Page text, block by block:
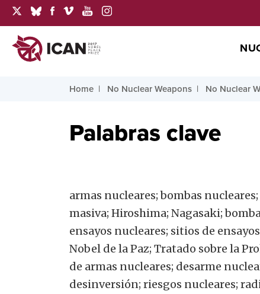
Home No Nuclear Weapons No Nuclear
Palabras clave
armas nucleares; bombas
masiva; Hiroshima; Nagasaki;
ensayos nucleares; sitios de
Nobel de la Paz; Tratado sobre la
de armas nucleares; desarme
desinversión; riesgos nucleares;